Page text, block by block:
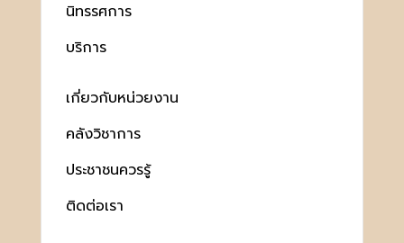
นิทรรศการ
บริการ
เกี่ยวกับหน่วยงาน
คลังวิชาการ
ประชาชนควรรู้
ติดต่อเรา